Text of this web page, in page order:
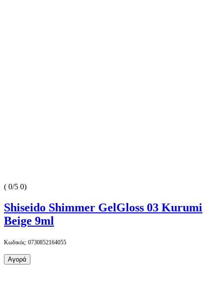
( 0/5 0)
Shiseido Shimmer GelGloss 03 Kurumi
Beige 9ml
Κωδικός: 0730852164055
Αγορά